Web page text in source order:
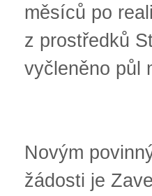
měsíců po
z prostředků
vyčleněno půl
Novým
žádosti je